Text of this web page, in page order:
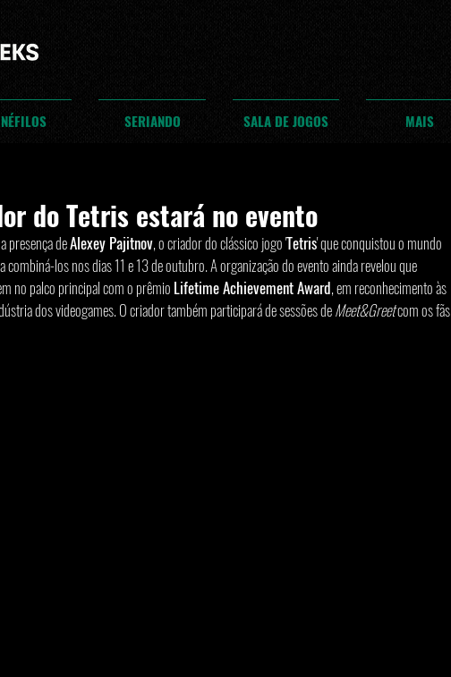
SERIANDO SALA DE JOGOS MAIS
do Tetris estará no evento
presença de Alexey Pajitnov, o criador do clássico jogo 'Tetris' que conquistou o mundo
combiná-los nos dias 11 e 13 de outubro. A organização do evento ainda revelou que
no palco principal com o prêmio Lifetime Achievement Award, em reconhecimento às
dos videogames. O criador também participará de sessões de Meet&Greet com os fãs